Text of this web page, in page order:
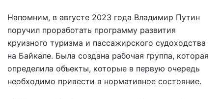
Напомним, в августе 2023 года Владимир Путин
поручил проработать программу развития
круизного туризма и пассажирского судоходства
на Байкале. Была создана рабочая группа, которая
определила объекты, которые в первую очередь
необходимо привести в нормативное состояние.